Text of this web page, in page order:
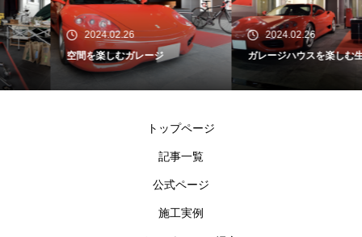
2024.02.26
空間を楽しむガレージ
2024.02.26
ガレージハウスを楽しむ生活
トップページ
記事一覧
公式ページ
施工実例